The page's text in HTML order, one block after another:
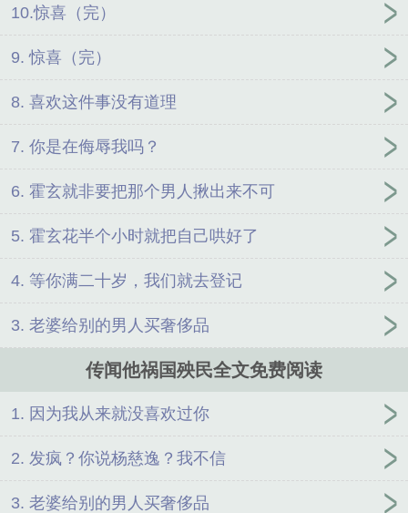
岸边狼狈地吹着一夜的海风都没人找来，霍玄扔掉手里的戒指决定不
干了（实则很快偷偷又捡回来了）。打了几天鱼，就听说他老婆到处
找他那几天都找疯了。霍玄微微抬眼：……我老婆发疯了，我不信。
然后突然发现老婆很爱他的事。看似温和内敛实际内心戏很多人前贤
梗文。
10.惊喜（完）
9. 惊喜（完）
8. 喜欢这件事没有道理
7. 你是在侮辱我吗？
6. 霍玄就非要把那个男人揪出来不可
5. 霍玄花半个小时就把自己哄好了
4. 等你满二十岁，我们就去登记
3. 老婆给别的男人买奢侈品
传闻他祸国殃民全文免费阅读
1. 因为我从来就没喜欢过你
2. 发疯？你说杨慈逸？我不信
3. 老婆给别的男人买奢侈品